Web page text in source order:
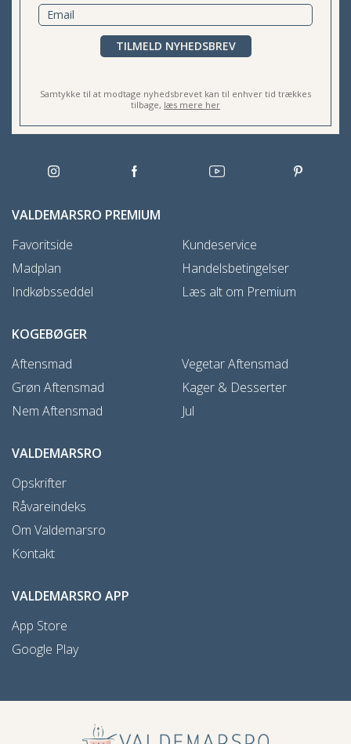
TILMELD NYHEDSBREV
Samtykke til at modtage nyhedsbrevet kan til enhver tid trækkes
tilbage, læs mere her
VALDEMARSRO PREMIUM
Favoritside
Madplan
Indkøbsseddel
Kundeservice
Handelsbetingelser
Læs alt om Premium
KOGEBØGER
Aftensmad
Grøn Aftensmad
Nem Aftensmad
Vegetar Aftensmad
Kager & Desserter
Jul
VALDEMARSRO
Opskrifter
Råvareindeks
Om Valdemarsro
Kontakt
VALDEMARSRO APP
App Store
Google Play